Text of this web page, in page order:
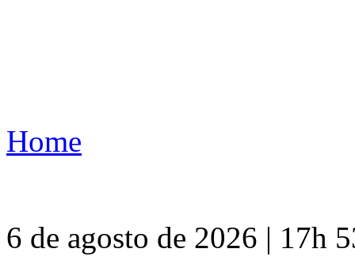
Home
6 de agosto de 2026 | 17h